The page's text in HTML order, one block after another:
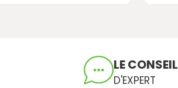
LE CONSEIL
D'EXPERT